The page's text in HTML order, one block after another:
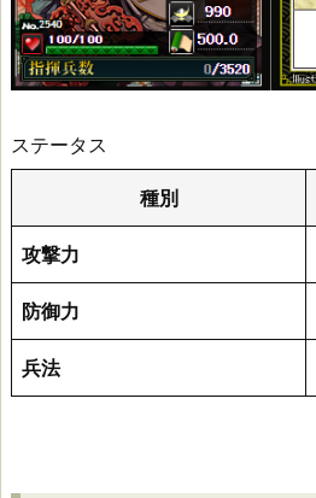
信
玄
万
ラ
ボ）
ステータス
種別
攻撃力
防御力
兵法